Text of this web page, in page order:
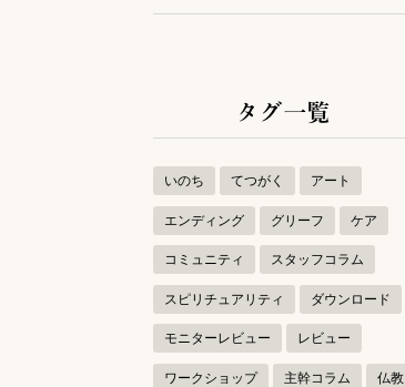
タグ一覧
いのち てつがく アート
エンディング グリーフ ケア
コミュニティ スタッフコラム
スピリチュアリティ ダウンロード
モニターレビュー レビュー
ワークショップ 主幹コラム 仏教